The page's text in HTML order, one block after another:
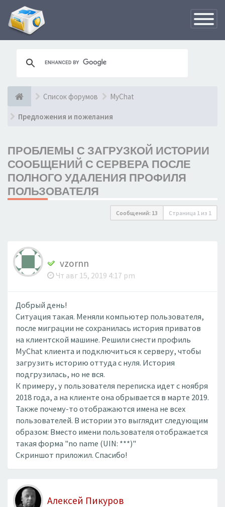
Список форумов MyChat
Предложения и пожелания
ПРОБЛЕМЫ С ЗАГРУЗКОЙ ИСТОРИИ
СООБЩЕНИЙ С СЕРВЕРА ПОСЛЕ
ПОЛНОГО УДАЛЕНИЯ ПРОФИЛЯ
ПОЛЬЗОВАТЕЛЯ
Сообщений: 13 Страница 1 из 1
vzornn
Чт авг 15, 2019 4:17 pm
Добрый день!
Ситуация такая. Меняли компьютер пользователя,
после миграции не сохранилась история приватов
на клиентской машине. Решили снести профиль
MyChat клиента и подключиться к серверу, чтобы
загрузить историю оттуда с нуля. История
подгрузилась, но не вся.
К примеру, у пользователя переписка идет с ноября
2018 года, а на клиенте она обрывается в марте 2019.
Также почему-то отображаются имена не всех
пользователей. В истории это выглядит следующим
образом: Вместо имени пользователя отображается
такая форма "no name (UIN: ***)"
Скриншот приложил. Спасибо!
Алексей Пикуров